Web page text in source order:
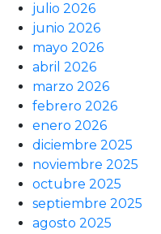
julio 2026
junio 2026
mayo 2026
abril 2026
marzo 2026
febrero 2026
enero 2026
diciembre 2025
noviembre 2025
octubre 2025
septiembre 2025
agosto 2025